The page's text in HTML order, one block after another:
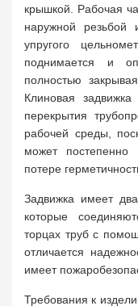
крышкой. Рабочая
наружной
упругого
поднимается и
полностью
Клиновая
перекрытия
рабочей среды,
может постепенно
потере
Задвижка имеет
которые
торцах труб с
отличается
имеет
Требования к